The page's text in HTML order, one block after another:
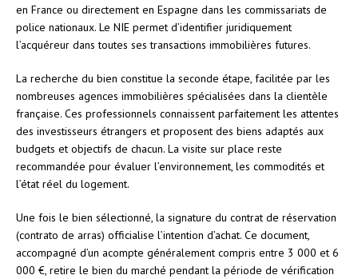
en France ou directement en Espagne dans les commissariats de
police nationaux. Le NIE permet d’identifier juridiquement
l’acquéreur dans toutes ses transactions immobilières futures.
La recherche du bien constitue la seconde étape, facilitée par les
nombreuses agences immobilières spécialisées dans la clientèle
française. Ces professionnels connaissent parfaitement les attentes
des investisseurs étrangers et proposent des biens adaptés aux
budgets et objectifs de chacun. La visite sur place reste
recommandée pour évaluer l’environnement, les commodités et
l’état réel du logement.
Une fois le bien sélectionné, la signature du contrat de réservation
(contrato de arras) officialise l’intention d’achat. Ce document,
accompagné d’un acompte généralement compris entre 3 000 et 6
000 €, retire le bien du marché pendant la période de vérification